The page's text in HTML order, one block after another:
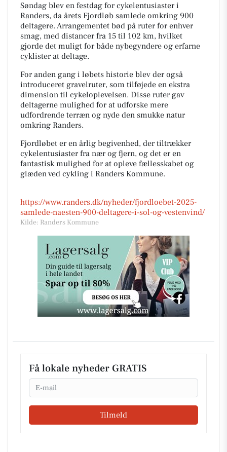
Søndag blev en festdag for cykelentusiaster i
Randers, da årets Fjordløb samlede omkring 900
deltagere. Arrangementet bød på ruter for enhver
smag, med distancer fra 15 til 102 km, hvilket
gjorde det muligt for både nybegyndere og erfarne
cyklister at deltage.
For anden gang i løbets historie blev der også
introduceret gravelruter, som tilføjede en ekstra
dimension til cykeloplevelsen. Disse ruter gav
deltagerne mulighed for at udforske mere
udfordrende terræn og nyde den smukke natur
omkring Randers.
Fjordløbet er en årlig begivenhed, der tiltrækker
cykelentusiaster fra nær og fjern, og det er en
fantastisk mulighed for at opleve fællesskabet og
glæden ved cykling i Randers Kommune.
https://www.randers.dk/nyheder/fjordloebet-2025-
samlede-naesten-900-deltagere-i-sol-og-vestenvind/
Kilde: Randers Kommune
Få lokale nyheder GRATIS
Email
Tilmeld